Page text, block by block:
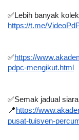
✅Lebih banyak
https://t.me/
✅https://
pdpc-mengikut.html
✅Semak jadual
📍 https://
pusat-tuisyen-